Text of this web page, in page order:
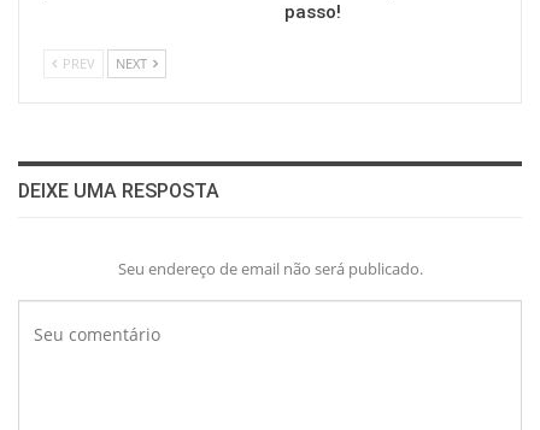
passo!
PREV NEXT
DEIXE UMA RESPOSTA
Seu endereço de email não será publicado.